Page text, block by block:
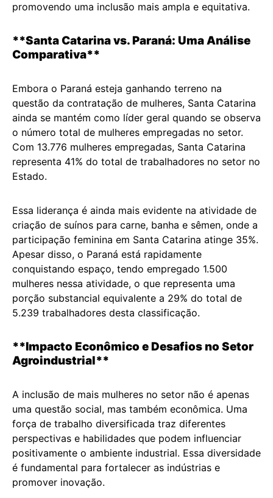
promovendo uma inclusão mais ampla e equitativa.
**Santa Catarina vs. Paraná: Uma Análise
Comparativa**
Embora o Paraná esteja ganhando terreno na
questão da contratação de mulheres, Santa Catarina
ainda se mantém como líder geral quando se observa
o número total de mulheres empregadas no setor.
Com 13.776 mulheres empregadas, Santa Catarina
representa 41% do total de trabalhadores no setor no
Estado.
Essa liderança é ainda mais evidente na atividade de
criação de suínos para carne, banha e sêmen, onde a
participação feminina em Santa Catarina atinge 35%.
Apesar disso, o Paraná está rapidamente
conquistando espaço, tendo empregado 1.500
mulheres nessa atividade, o que representa uma
porção substancial equivalente a 29% do total de
5.239 trabalhadores desta classificação.
**Impacto Econômico e Desafios no Setor
Agroindustrial**
A inclusão de mais mulheres no setor não é apenas
uma questão social, mas também econômica. Uma
força de trabalho diversificada traz diferentes
perspectivas e habilidades que podem influenciar
positivamente o ambiente industrial. Essa diversidade
é fundamental para fortalecer as indústrias e
promover inovação.